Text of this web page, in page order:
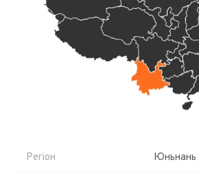
Регіон Юньнань